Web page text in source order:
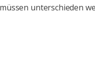
unterschieden